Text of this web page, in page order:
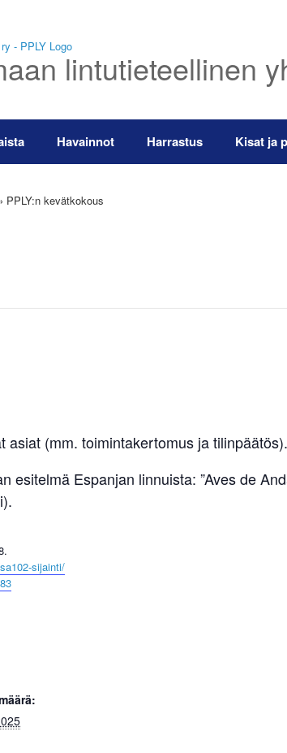
lintutieteellinen
Havainnot Harrastus Kisat ja
PPLY:n kevätkokous
asiat (mm. toimintakertomus ja tilinpäätös).
esitelmä Espanjan linnuista: ”Aves de
sijainti/